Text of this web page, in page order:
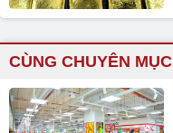
CÙNG CHUYÊN MỤC